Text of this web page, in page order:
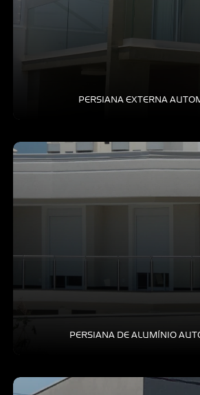
PERSIANA EXTERNA
PERSIANA DE ALUMÍNIO